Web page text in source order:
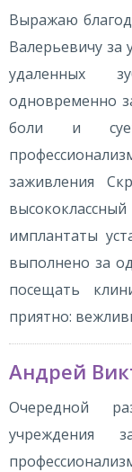
Выражаю
Валерьевичу за
удаленных
одновременно
боли и
заживления
имплантаты
выполнено за
посещать
приятно:
Андрей
Очередной
учреждения